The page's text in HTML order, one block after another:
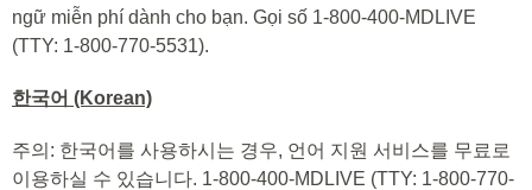
ngữ miễn phí dành cho bạn. Gọi số 1-800-400-MDLIVE
(TTY: 1-800-770-5531).
한국어 (Korean)
주의: 한국어를 사용하시는 경우, 언어 지원 서비스를 무료로
이용하실 수 있습니다. 1-800-400-MDLIVE (TTY: 1-800-770-